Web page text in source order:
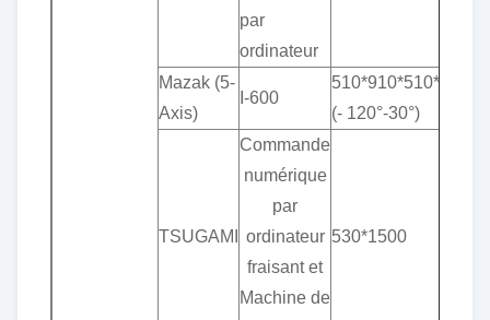
par
ordinateur
Mazak (5-
Axis)
I-600
510*910*510*360°*
(- 120°-30°)
TSUGAMI
Commande
numérique
par
ordinateur
fraisant et
Machine de
530*1500